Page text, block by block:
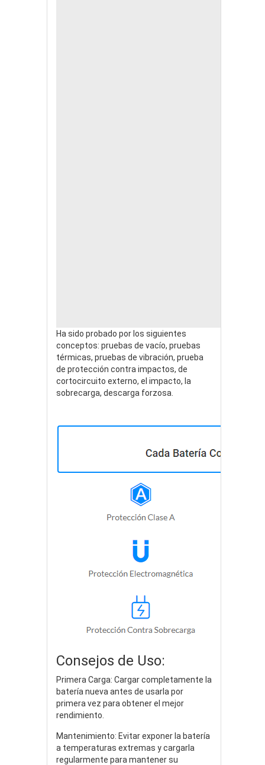
Ha sido probado por los siguientes
conceptos: pruebas de vacío, pruebas
térmicas, pruebas de vibración, prueba
de protección contra impactos, de
cortocircuito externo, el impacto, la
sobrecarga, descarga forzosa.
Consejos de Uso:
Primera Carga: Cargar completamente la
batería nueva antes de usarla por
primera vez para obtener el mejor
rendimiento.
Mantenimiento: Evitar exponer la batería
a temperaturas extremas y cargarla
regularmente para mantener su